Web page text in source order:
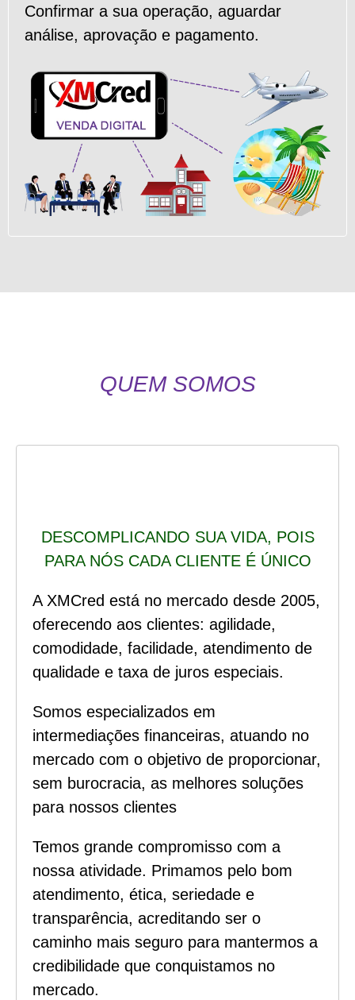
Confirmar a sua operação, aguardar
análise, aprovação e pagamento.
QUEM SOMOS
DESCOMPLICANDO SUA VIDA, POIS
PARA NÓS CADA CLIENTE É ÚNICO
A XMCred está no mercado desde 2005,
oferecendo aos clientes: agilidade,
comodidade, facilidade, atendimento de
qualidade e taxa de juros especiais.
Somos especializados em
intermediações financeiras, atuando no
mercado com o objetivo de proporcionar,
sem burocracia, as melhores soluções
para nossos clientes
Temos grande compromisso com a
nossa atividade. Primamos pelo bom
atendimento, ética, seriedade e
transparência, acreditando ser o
caminho mais seguro para mantermos a
credibilidade que conquistamos no
mercado.